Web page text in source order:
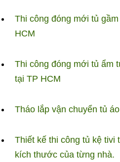
Thi công đóng mới tủ
HCM
Thi công đóng mới tủ ẩm
tại TP HCM
Tháo lắp vận chuyển tủ
Thiết kế thi công tủ kệ tivi
kích thước của từng nhà.